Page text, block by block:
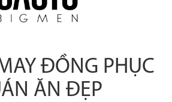
ĐỒNG PHỤC
ĂN ĐẸP